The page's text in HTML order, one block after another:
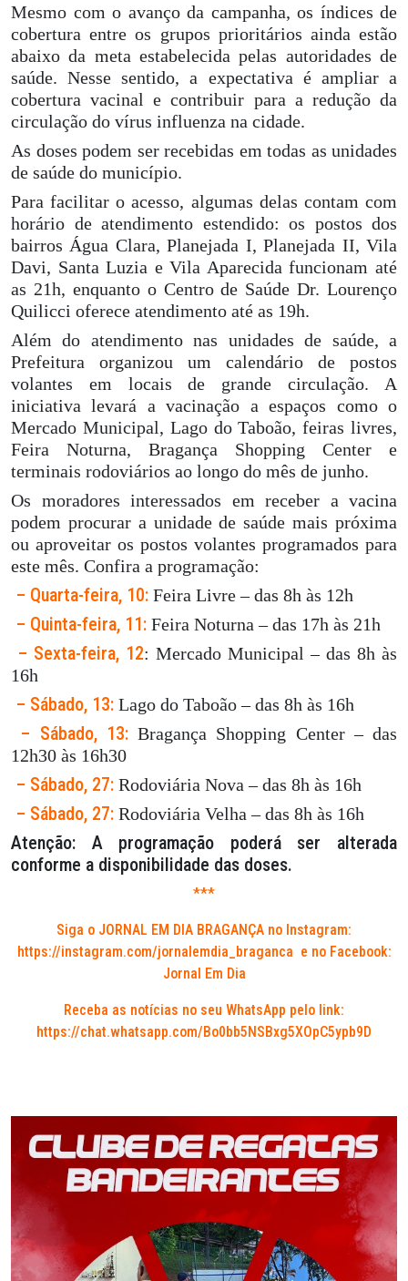
Mesmo com o avanço da campanha, os índices de
cobertura entre os grupos prioritários ainda estão
abaixo da meta estabelecida pelas autoridades de
saúde. Nesse sentido, a expectativa é ampliar a
cobertura vacinal e contribuir para a redução da
circulação do vírus influenza na cidade.
As doses podem ser recebidas em todas as unidades
de saúde do município.
Para facilitar o acesso, algumas delas contam com
horário de atendimento estendido: os postos dos
bairros Água Clara, Planejada I, Planejada II, Vila
Davi, Santa Luzia e Vila Aparecida funcionam até
as 21h, enquanto o Centro de Saúde Dr. Lourenço
Quilicci oferece atendimento até as 19h.
Além do atendimento nas unidades de saúde, a
Prefeitura organizou um calendário de postos
volantes em locais de grande circulação. A
iniciativa levará a vacinação a espaços como o
Mercado Municipal, Lago do Taboão, feiras livres,
Feira Noturna, Bragança Shopping Center e
terminais rodoviários ao longo do mês de junho.
Os moradores interessados em receber a vacina
podem procurar a unidade de saúde mais próxima
ou aproveitar os postos volantes programados para
este mês. Confira a programação:
– Quarta-feira, 10: Feira Livre – das 8h às 12h
– Quinta-feira, 11: Feira Noturna – das 17h às 21h
– Sexta-feira, 12: Mercado Municipal – das 8h às
16h
– Sábado, 13: Lago do Taboão – das 8h às 16h
– Sábado, 13:Bragança Shopping Center – das
12h30 às 16h30
– Sábado, 27: Rodoviária Nova – das 8h às 16h
– Sábado, 27: Rodoviária Velha – das 8h às 16h
Atenção: A programação poderá ser alterada
conforme a disponibilidade das doses.
***
Siga o JORNAL EM DIA BRAGANÇA no Instagram:
https://instagram.com/jornalemdia_braganca e no Facebook:
Jornal Em Dia
Receba as notícias no seu WhatsApp pelo link:
https://chat.whatsapp.com/Bo0bb5NSBxg5XOpC5ypb9D